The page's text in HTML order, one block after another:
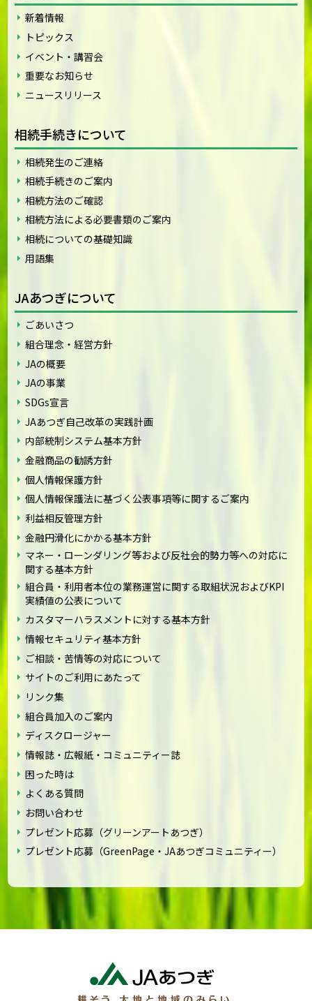
新着情報
トピックス
イベント・講習会
重要なお知らせ
ニュースリリース
相続手続きについて
相続発生のご連絡
相続手続きのご案内
相続方法のご確認
相続方法による必要書類のご案内
相続についての基礎知識
用語集
JAあつぎについて
ごあいさつ
組合理念・経営方針
JAの概要
JAの事業
SDGs宣言
JAあつぎ自己改革の実践計画
内部統制システム基本方針
金融商品の勧誘方針
個人情報保護方針
個人情報保護法に基づく公表事項等に関するご案内
利益相反管理方針
金融円滑化にかかる基本方針
マネー・ローンダリング等および反社会的勢力等への対応に
関する基本方針
組合員・利用者本位の業務運営に関する取組状況およびKPI
実績値の公表について
カスタマーハラスメントに対する基本方針
情報セキュリティ基本方針
ご相談・苦情等の対応について
サイトのご利用にあたって
リンク集
組合員加入のご案内
ディスクロージャー
情報誌・広報紙・コミュニティー誌
困った時は
よくある質問
お問い合わせ
プレゼント応募（グリーンアートあつぎ）
プレゼント応募（GreenPage・JAあつぎコミュニティー）